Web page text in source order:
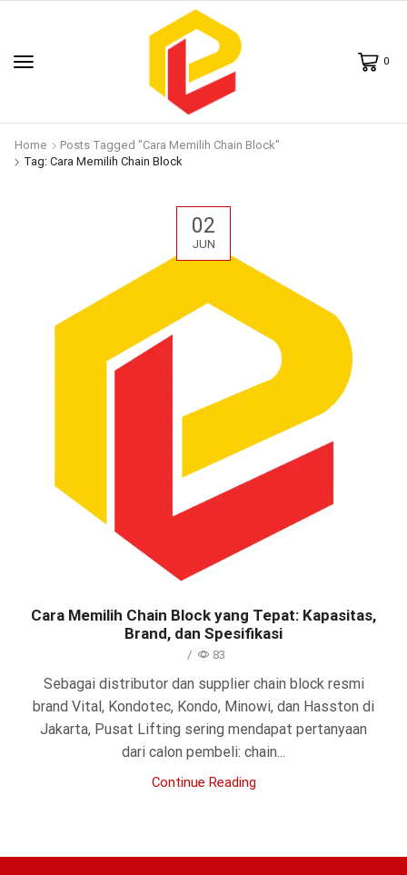
0
Home
Posts Tagged "Cara Memilih Chain Block"
Tag: Cara Memilih Chain Block
02
JUN
Cara Memilih Chain Block yang Tepat: Kapasitas,
Brand, dan Spesifikasi
/ 83
Sebagai distributor dan supplier chain block resmi
brand Vital, Kondotec, Kondo, Minowi, dan Hasston di
Jakarta, Pusat Lifting sering mendapat pertanyaan
dari calon pembeli: chain...
Continue Reading